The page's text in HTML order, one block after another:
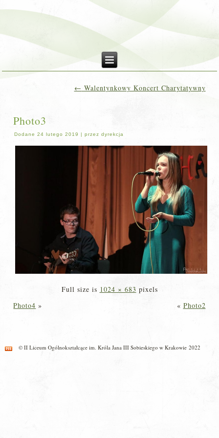
← Walentynkowy Koncert Charytatywny
Photo3
Dodane 24 lutego 2019 |przez dyrekcja
Full size is 1024 × 683 pixels
Photo4 » « Photo2
© II Liceum Ogólnokształcące im. Króla Jana III Sobieskiego w Krakowie 2022